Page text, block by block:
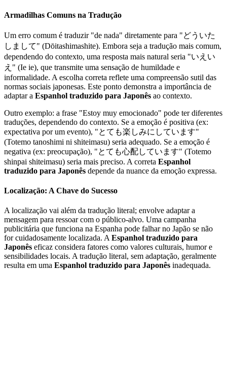
Armadilhas Comuns na Tradução
Um erro comum é traduzir "de nada" diretamente para "どういた
しまして" (Dōitashimashite). Embora seja a tradução mais comum,
dependendo do contexto, uma resposta mais natural seria "いえい
え" (Ie ie), que transmite uma sensação de humildade e
informalidade. A escolha correta reflete uma compreensão sutil das
normas sociais japonesas. Este ponto demonstra a importância de
adaptar a Espanhol traduzido para Japonês ao contexto.
Outro exemplo: a frase "Estoy muy emocionado" pode ter diferentes
traduções, dependendo do contexto. Se a emoção é positiva (ex:
expectativa por um evento), "とても楽しみにしています"
(Totemo tanoshimi ni shiteimasu) seria adequado. Se a emoção é
negativa (ex: preocupação), "とても心配しています" (Totemo
shinpai shiteimasu) seria mais preciso. A correta Espanhol
traduzido para Japonês depende da nuance da emoção expressa.
Localização: A Chave do Sucesso
A localização vai além da tradução literal; envolve adaptar a
mensagem para ressoar com o público-alvo. Uma campanha
publicitária que funciona na Espanha pode falhar no Japão se não
for cuidadosamente localizada. A Espanhol traduzido para
Japonês eficaz considera fatores como valores culturais, humor e
sensibilidades locais. A tradução literal, sem adaptação, geralmente
resulta em uma Espanhol traduzido para Japonês inadequada.